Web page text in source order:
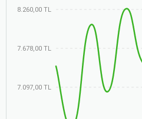
8.260,00 TL
7.678,00 TL
7.097,00 TL